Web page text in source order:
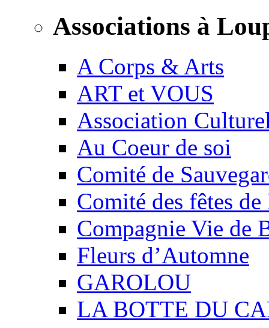
Associations à
A Corps & Arts
ART et VOUS
Association
Au Coeur de soi
Comité de
Comité des fêtes
Compagnie Vie de
Fleurs d’Automne
GAROLOU
LA BOTTE DU